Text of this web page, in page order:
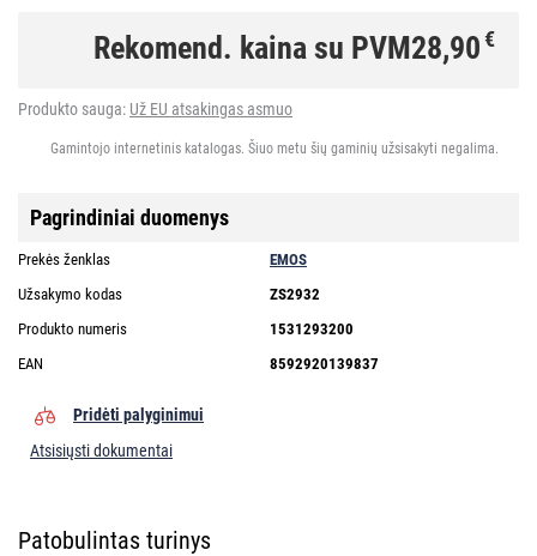
Rekomend. kaina su PVM28,90€
Produkto sauga: Už EU atsakingas asmuo
Gamintojo internetinis katalogas. Šiuo metu šių gaminių užsisakyti negalima.
Pagrindiniai duomenys
Prekės ženklas
EMOS
Užsakymo kodas
ZS2932
Produkto numeris
1531293200
EAN
8592920139837
Pridėti palyginimui
Atsisiųsti dokumentai
Patobulintas turinys